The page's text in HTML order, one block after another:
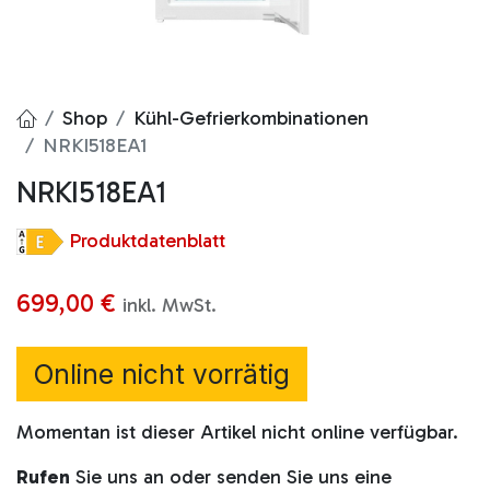
Shop
Kühl-Gefrierkombinationen
NRKI518EA1
NRKI518EA1
Produktdatenblatt
699,00 € inkl. MwSt.
Online nicht vorrätig
Momentan ist dieser Artikel nicht online verfügbar.
Rufen Sie uns an oder senden Sie uns eine